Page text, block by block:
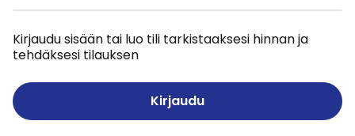
Kirjaudu sisään tai luo tili tarkistaaksesi hinnan ja
tehdäksesi tilauksen
Kirjaudu